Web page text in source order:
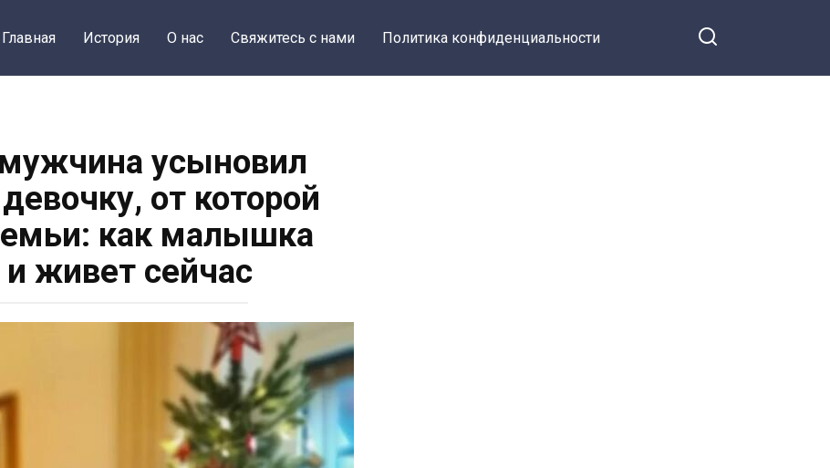
Главная История О нас Свяжитесь с нами Политика конфиденциальности
усыновил
от которой
как малышка
живет сейчас